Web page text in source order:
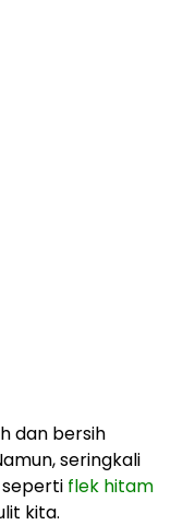
dan bersih
seringkali
flek hitam
kita.